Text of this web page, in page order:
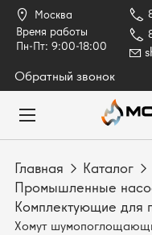
Москва
Время работы
Пн-Пт: 9:00-18:00
Обратный звонок
Главная Каталог
Промышленные
Комплектующие для
Хомут